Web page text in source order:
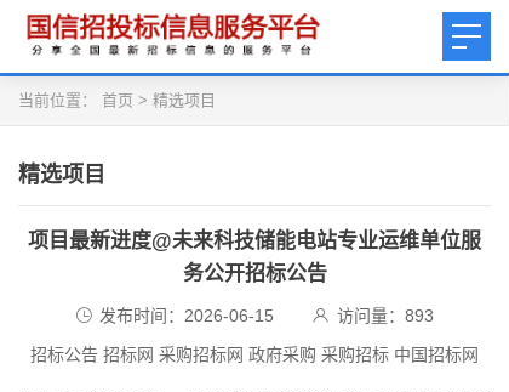
当前位置： 首页 > 精选项目
精选项目
项目最新进度@未来科技储能电站专业运维单位服
务公开招标公告
发布时间：2026-06-15 访问量： 893
招标公告 招标网 采购招标网 政府采购 采购招标 中国招标网